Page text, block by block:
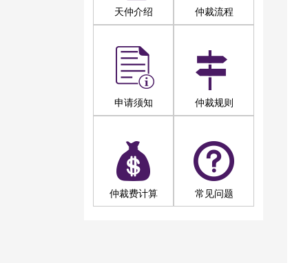
天仲介绍 仲裁流程
申请须知 仲裁规则
仲裁费计算 常见问题